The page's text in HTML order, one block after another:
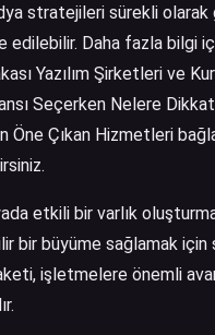
stratejileri sürekli olarak
edilebilir. Daha fazla bilgi
Yazılım Şirketleri ve
Seçerken Nelere
Öne Çıkan Hizmetleri
etkili bir varlık
bir büyüme sağlamak için
işletmelere önemli